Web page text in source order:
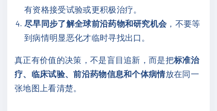
有资格接受试验或更积极治疗。
尽早同步了解全球前沿药物和研究机会 ，不要等
到病情明显恶化才临时寻找出口。
真正有价值的决策，不是盲目追新，而是把标准治
疗、临床试验、前沿药物信息和个体病情放在同一
张地图上看清楚。